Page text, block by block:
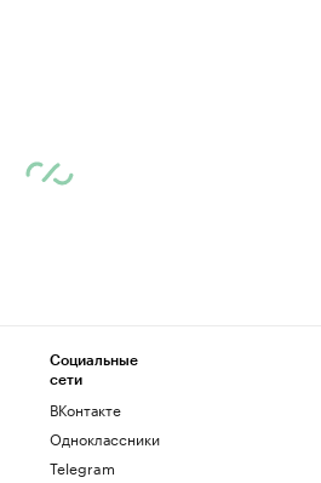
Социальные
сети
ВКонтакте
Одноклассники
Telegram